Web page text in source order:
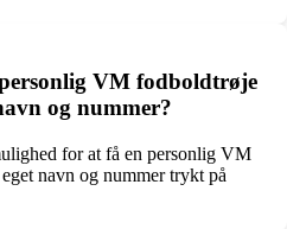
VM fodboldtrøje
og nummer?
for at få en personlig VM
navn og nummer trykt på